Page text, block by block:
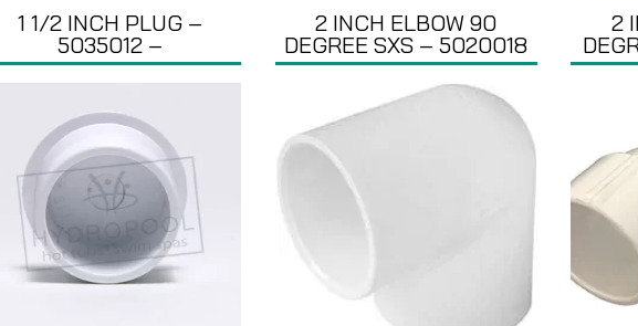
1 1/2 INCH PLUG –
5035012 –
2 INCH ELBOW 90
DEGREE SXS – 5020018
2